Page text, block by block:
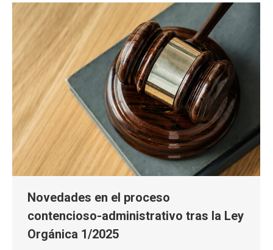
Novedades en el proceso
contencioso-administrativo tras la Ley
Orgánica 1/2025